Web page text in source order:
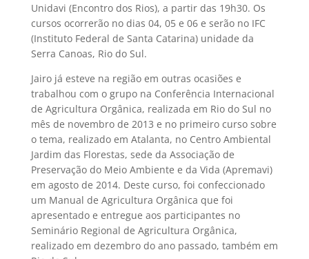
Unidavi (Encontro dos Rios), a partir das 19h30. Os
cursos ocorrerão no dias 04, 05 e 06 e serão no IFC
(Instituto Federal de Santa Catarina) unidade da
Serra Canoas, Rio do Sul.
Jairo já esteve na região em outras ocasiões e
trabalhou com o grupo na Conferência Internacional
de Agricultura Orgânica, realizada em Rio do Sul no
mês de novembro de 2013 e no primeiro curso sobre
o tema, realizado em Atalanta, no Centro Ambiental
Jardim das Florestas, sede da Associação de
Preservação do Meio Ambiente e da Vida (Apremavi)
em agosto de 2014. Deste curso, foi confeccionado
um Manual de Agricultura Orgânica que foi
apresentado e entregue aos participantes no
Seminário Regional de Agricultura Orgânica,
realizado em dezembro do ano passado, também em